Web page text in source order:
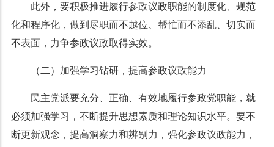
此外，要积极推进履行参政议政职能的制度化、规范
化和程序化，做到尽职而不越位、帮忙而不添乱、切实而
不表面，力争参政议政取得实效。
（二）加强学习钻研，提高参政议政能力
民主党派要充分、正确、有效地履行参政党职能，就
必须加强学习，不断提升思想素质和理论知识水平。要不
断更新观念，提高洞察力和辨别力，强化参政议政能力，